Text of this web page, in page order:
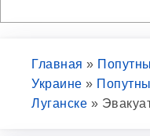
Главная »
Украине »
Луганске »